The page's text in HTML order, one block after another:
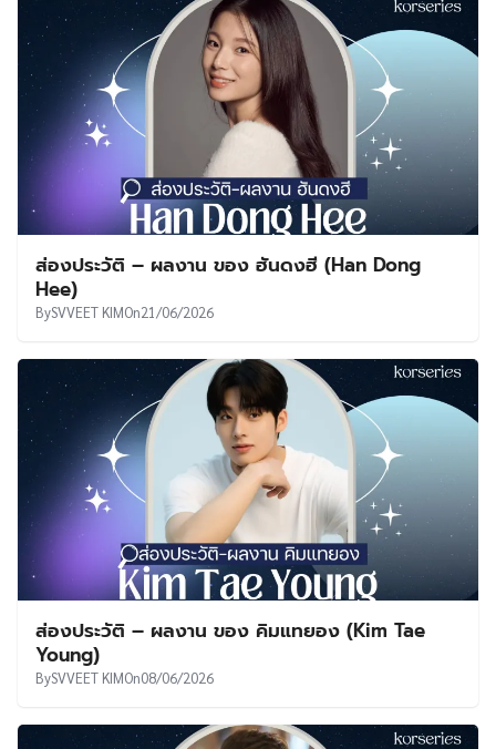
ส่องประวัติ – ผลงาน ของ ฮันดงฮี (Han Dong
Hee)
BySVVEET KIMOn21/06/2026
ส่องประวัติ – ผลงาน ของ คิมแทยอง (Kim Tae
Young)
BySVVEET KIMOn08/06/2026